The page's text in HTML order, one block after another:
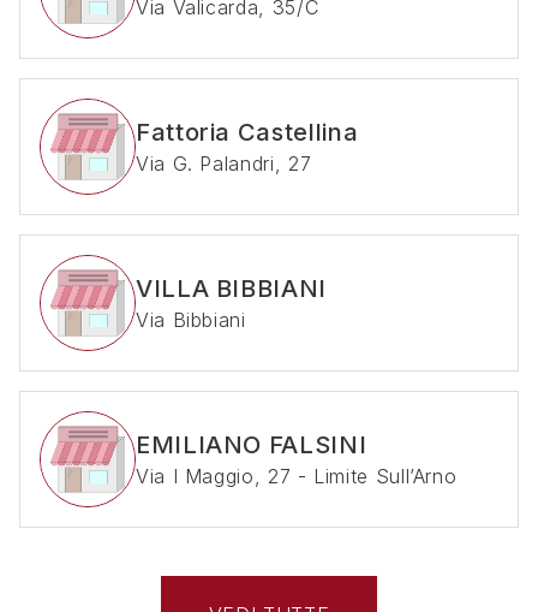
Via Valicarda, 35/C
Fattoria Castellina
Via G. Palandri, 27
VILLA BIBBIANI
Via Bibbiani
EMILIANO FALSINI
Via I Maggio, 27 - Limite Sull’Arno